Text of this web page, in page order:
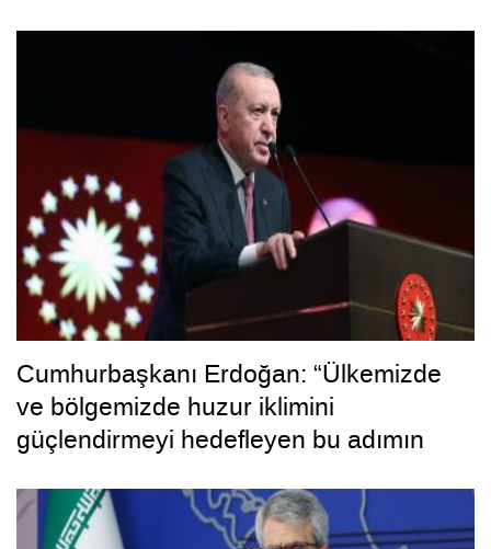
Cumhurbaşkanı Erdoğan: “Ülkemizde
ve bölgemizde huzur iklimini
güçlendirmeyi hedefleyen bu adımın